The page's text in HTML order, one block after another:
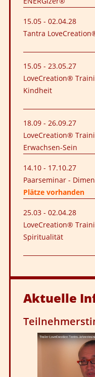
15.05 - 02.04.28
Tantra
15.05 - 23.05.27
LoveCreation®
Kindheit
18.09 - 26.09.27
LoveCreation®
Erwachsen-Sein
14.10 - 17.10.27
Paarseminar -
Plätze vorhanden
25.03 - 02.04.28
LoveCreation®
Spiritualität
Aktuelle